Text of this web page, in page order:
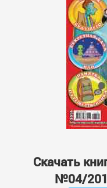
Скачать
№04/